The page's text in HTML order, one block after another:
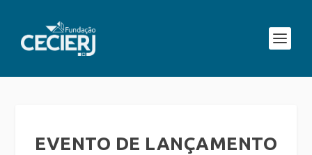
EVENTO DE LANÇAMENTO